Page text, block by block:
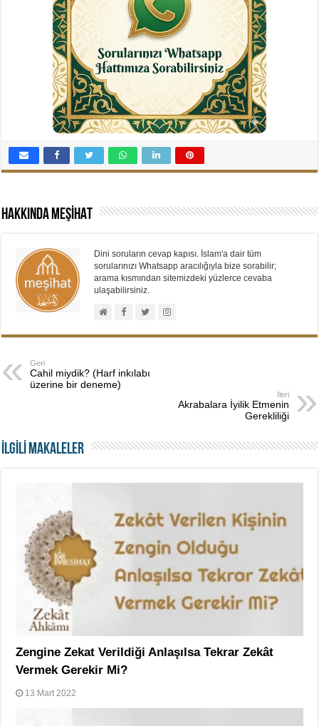
Hakkında MEŞİHAT
Dini soruların cevap kapısı. İslam'a dair tüm
sorularınızı Whatsapp aracılığıyla bize sorabilir;
arama kısmından sitemizdeki yüzlerce cevaba
ulaşabilirsiniz.
Geri
Cahil miydik? (Harf inkılabı
üzerine bir deneme)
İleri
Akrabalara İyilik Etmenin
Gerekliliği
İLGİLİ MAKALELER
Zengine Zekat Verildiği Anlaşılsa Tekrar Zekât
Vermek Gerekir Mi?
13 Mart 2022